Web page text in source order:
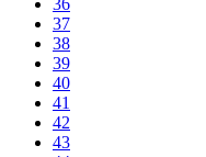
37
38
39
40
41
42
43